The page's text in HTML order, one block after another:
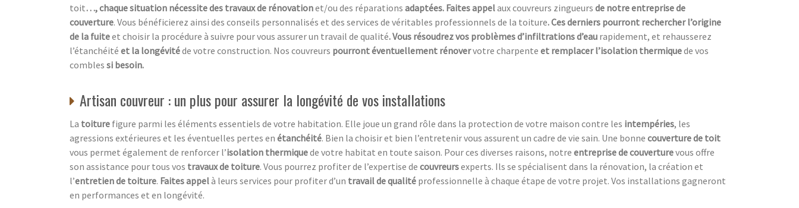
toit…, chaque situation nécessite des travaux de rénovationet/ou des réparations adaptées. Faites appelaux couvreurs zingueurs de notre entreprise de
couverture. Vous bénéficierez ainsi des conseils personnalisés et des services de véritables professionnels de la toiture. Ces derniers pourront rechercher l’origine
de la fuiteet choisir la procédure à suivre pour vous assurer un travail de qualité. Vous résoudrez vos problèmes d’infiltrations d’eau rapidement, et rehausserez
l’étanchéité et la longévitéde votre construction. Nos couvreurs pourront éventuellement rénovervotre charpente et remplacer l’isolation thermiquede vos
combles si besoin.
Artisan couvreur : un plus pour assurer la longévité de vos installations
La toiture figure parmi les éléments essentiels de votre habitation. Elle joue un grand rôle dans la protection de votre maison contre les intempéries, les
agressions extérieures et les éventuelles pertes en étanchéité. Bien la choisir et bien l’entretenir vous assurent un cadre de vie sain. Une bonne couverture de toit
vous permet également de renforcer l’isolation thermiquede votre habitat en toute saison. Pour ces diverses raisons, notre entreprise de couverturevous offre
son assistance pour tous vos travaux de toiture. Vous pourrez profiter de l’expertise de couvreursexperts. Ils se spécialisent dans la rénovation, la création et
l’entretien de toiture. Faites appelà leurs services pour profiter d’un travail de qualité professionnelle à chaque étape de votre projet. Vos installations gagneront
en performances et en longévité.